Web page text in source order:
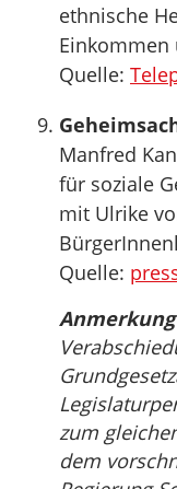
ethnische
Quelle:
Manfred
für soziale
mit Ulrike
Quelle:
zum
dem